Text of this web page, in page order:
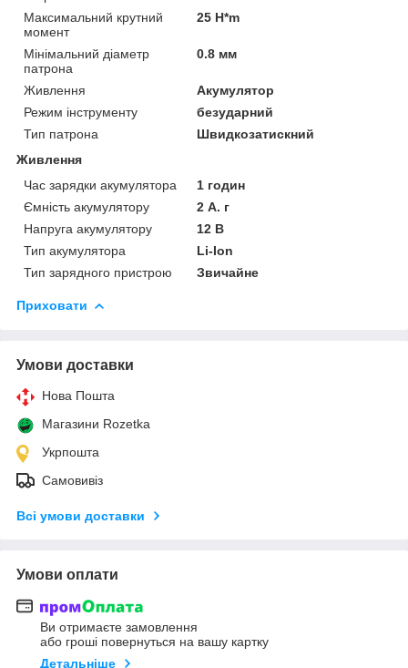
Максимальний крутний
момент
25 H*m
Мінімальний діаметр
патрона
0.8 мм
Живлення
Акумулятор
Режим інструменту
безударний
Тип патрона
Швидкозатискний
Живлення
Час зарядки акумулятора
1 годин
Ємність акумулятору
2 А. г
Напруга акумулятору
12 В
Тип акумулятора
Li-Ion
Тип зарядного пристрою
Звичайне
Приховати
Умови доставки
Нова Пошта
Магазини Rozetka
Укрпошта
Самовивіз
Всі умови доставки
Умови оплати
Ви отримаєте замовлення
або гроші повернуться на вашу картку
Детальніше